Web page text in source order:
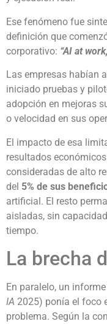
Ese fenómeno fue
definición que
corporativo: “AI at
Las empresas habían
iniciado pruebas y
adopción en mejoras
o velocidad en sus
El impacto de esa
resultados
consideradas de alto
del 5% de sus
artificial. El resto
aisladas, sin
tiempo.
La brecha
En paralelo, un
IA 2025) ponía el foco
problema. Según la